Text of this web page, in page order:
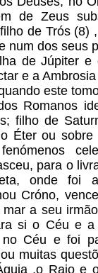
de Zeus
de Trós (8)
num dos seus
de Júpiter e
e a
este
Romanos
filho de
Éter ou
para o
onde foi
Cróno,
a seu
si o Céu e
Céu e foi
muitas
,o Raio e